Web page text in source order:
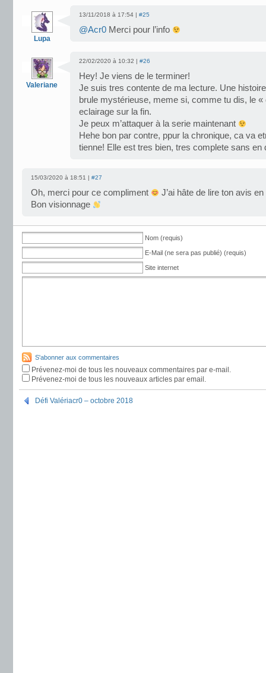
Lupa
13/11/2018 à 17:54 | #25
@Acr0 Merci pour l’info
Valeriane
22/02/2020 à 10:32 | #26
Hey! Je viens de le terminer!
Je suis tres contente de ma lecture. Une
brule mystérieuse, meme si, comme tu dis, le «
eclairage sur la fin.
Je peux m’attaquer à la serie maintenant
Hehe bon par contre, ppur la chronique, ca va
tienne! Elle est tres bien, tres complete sans en
15/03/2020 à 18:51 | #27
Oh, merci pour ce compliment
J’ai hâte de lire ton avis
Bon visionnage
Nom (requis)
E-Mail (ne sera pas publié) (requis)
Site internet
S'abonner aux commentaires
Prévenez-moi de tous les nouveaux commentaires par e-mail.
Prévenez-moi de tous les nouveaux articles par email.
Défi Valériacr0 – octobre 2018